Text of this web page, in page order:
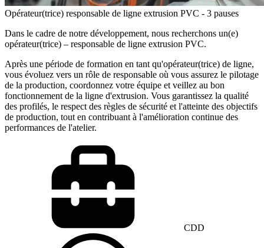
Opérateur(trice) responsable de ligne extrusion PVC - 3 pauses
Dans le cadre de notre développement, nous recherchons un(e)
opérateur(trice) – responsable de ligne extrusion PVC.
Après une période de formation en tant qu'opérateur(trice) de ligne,
vous évoluez vers un rôle de responsable où vous assurez le pilotage
de la production, coordonnez votre équipe et veillez au bon
fonctionnement de la ligne d'extrusion. Vous garantissez la qualité
des profilés, le respect des règles de sécurité et l'atteinte des objectifs
de production, tout en contribuant à l'amélioration continue des
performances de l'atelier.
CDD